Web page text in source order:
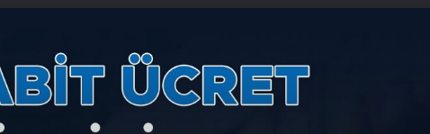
Zihnin Gizemli Sınırları ve Ötesi :
Nasılnedir.com